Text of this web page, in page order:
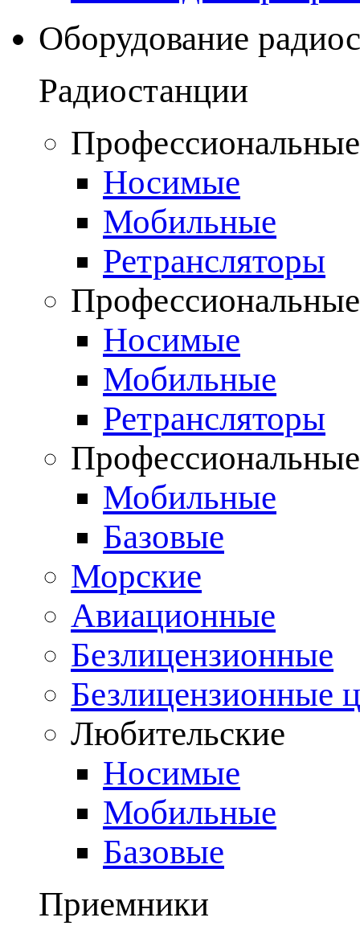
Оборудование
Радиостанции
Носимые
Мобильные
Ретрансляторы
Носимые
Мобильные
Ретрансляторы
Мобильные
Базовые
Морские
Авиационные
Безлицензионные
Безлицензионные
Любительские
Носимые
Мобильные
Базовые
Приемники